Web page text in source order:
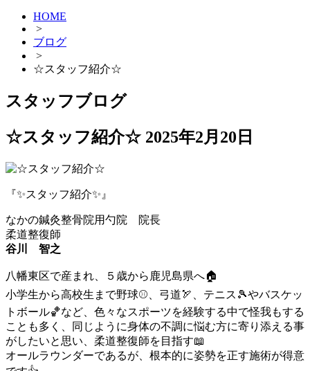
HOME
>
ブログ
>
☆スタッフ紹介☆
スタッフブログ
☆スタッフ紹介☆ 2025年2月20日
『✨スタッフ紹介✨』
なかの鍼灸整骨院用勺院 院長
柔道整復師
谷川 智之
八幡東区で産まれ、５歳から鹿児島県へ🏠
小学生から高校生まで野球⚾️、弓道🏹、テニス🎾やバスケッ
トボール🏀など、色々なスポーツを経験する中で怪我もする
ことも多く、同じように身体の不調に悩む方に寄り添える事
がしたいと思い、柔道整復師を目指す📖
オールラウンダーであるが、根本的に姿勢を正す施術が得意